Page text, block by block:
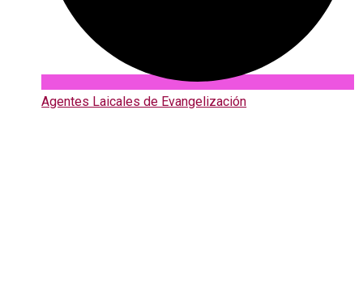
Agentes Laicales de Evangelización